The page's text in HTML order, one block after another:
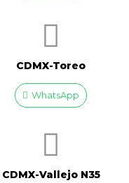
CDMX-Toreo
WhatsApp
CDMX-Vallejo N35